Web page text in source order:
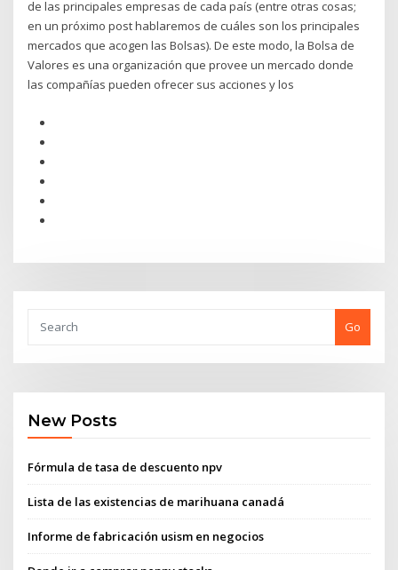
de las principales empresas de cada país (entre otras cosas;
en un próximo post hablaremos de cuáles son los principales
mercados que acogen las Bolsas). De este modo, la Bolsa de
Valores es una organización que provee un mercado donde
las compañías pueden ofrecer sus acciones y los
Go
New Posts
Fórmula de tasa de descuento npv
Lista de las existencias de marihuana canadá
Informe de fabricación usism en negocios